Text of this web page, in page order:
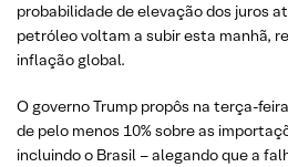
probabilidade de elevação dos juros
petróleo voltam a subir esta manhã,
inflação global.
O governo Trump propôs na terça-
de pelo menos 10% sobre as
incluindo o Brasil – alegando que a